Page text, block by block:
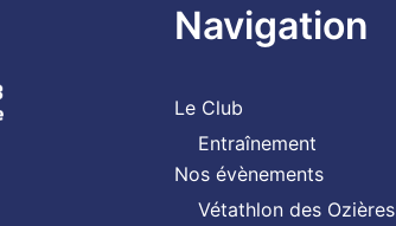
Navigation
Le Club
Entraînement
Nos évènements
Vétathlon des Ozières